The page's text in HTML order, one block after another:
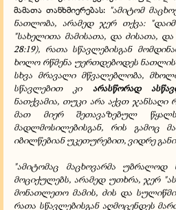
მამათა თანხმიერებას: "ამიტომ
ნათლობა, არამედ ჯერ თქვა:
"სახელითა მამისათა, და ძისათა,
28:19), რათა სწავლებისგან
ხოლო რწმენა უერთდებოდეს
სხვა მრავალი მწვალებლობა,
სწავლებით კი არასწორად
ნათქვამია, თუკი არა აქვთ
მათ მიერ შეთავაზებულ
მადლმოსილებისგან, რის გამოც
იბილწებიან უკეთურებით, ვიდრე
"ამიტომაც მაცხოვარმა
მოციქულებს, არამედ უთხრა, ჯერ
მონათლეთო მამის, ძის და
რათა სწავლებისგან აღმოცენდეს